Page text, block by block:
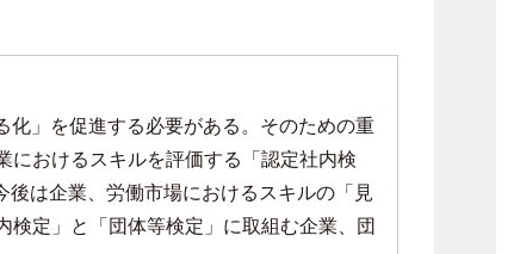
」を促進する必要がある。そのための重
におけるスキルを評価する「認定社内検
は企業、労働市場におけるスキルの「見
検定」と「団体等検定」に取組む企業、団